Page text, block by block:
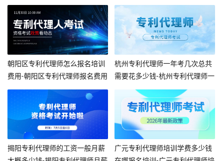
朝阳区专利代理师怎么报名培训
费用-朝阳区专利代理师报名费用
杭州专利代理师一年考几次总共
需要花多少钱-杭州专利代理师一
年考几次多少钱
揭阳专利代理师的工资一般月薪
广元专利代理师培训学费多少钱